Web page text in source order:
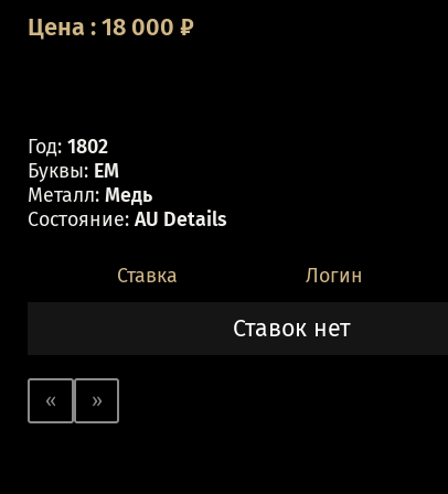
Цена:18 000 ₽
Год: 1802
Буквы: ЕМ
Металл: Медь
Состояние: AU Details
Ставка Логин
Ставок нет
« »